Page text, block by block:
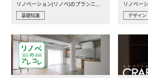
リノベーション(リノベ)のプランニングで一番最初に決めるのは..
基礎知識 デザイン